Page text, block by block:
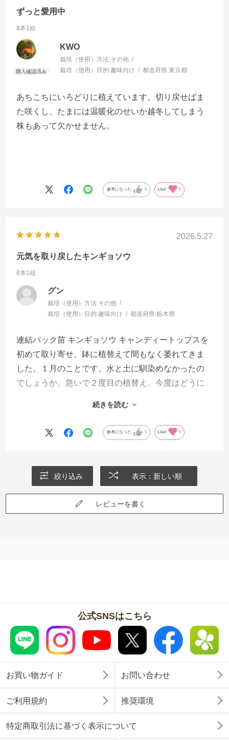
ずっと愛用中
8本1組
KWO
栽培（使用）方法:その他
栽培（使用）目的:趣味向け 都道府県:東京都
あちこちにいろどりに植えています。切り戻せばま
た咲くし、たまには温暖化のせいか越冬してしまう
株もあって欠かせません。
参考になった 0 Like! 0
2026.5.27
元気を取り戻したキンギョソウ
8本1組
グン
栽培（使用）方法:その他
栽培（使用）目的:趣味向け 都道府県:栃木県
連結パック苗 キンギョソウ キャンディートップスを
初めて取り寄せ、鉢に植替えて間もなく萎れてきま
した。１月のことです。水と土に馴染めなかったの
でしょうか。急いで２度目の植替え。今度はどうに
配していました。やがて４月になり少しずつ葉を増
やし、ゴールデンウイークになるうと花を咲かせる
ようになりました。そして現在、しっかりと存在感
ンも注文します。
続きを読む
参考になった 0 Like! 0
絞り込み 表示：新しい順
レビューを書く
公式SNSはこちら
お買い物ガイド お問い合わせ
ご利用規約 推奨環境
特定商取引法に基づく表示について